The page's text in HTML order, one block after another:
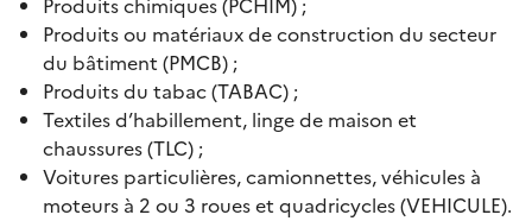
Produits chimiques (PCHIM) ;
Produits ou matériaux de construction du secteur
du bâtiment (PMCB) ;
Produits du tabac (TABAC) ;
Textiles d’habillement, linge de maison et
chaussures (TLC) ;
Voitures particulières, camionnettes, véhicules à
moteurs à 2 ou 3 roues et quadricycles (VEHICULE).